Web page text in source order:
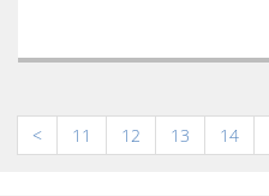
< 11 12 13 14